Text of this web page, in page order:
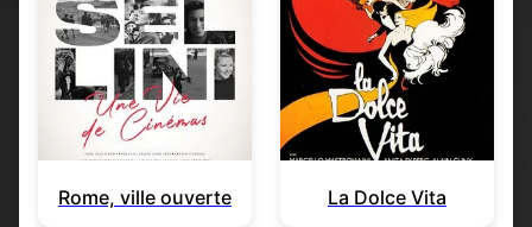
Rome, ville ouverte La Dolce Vita